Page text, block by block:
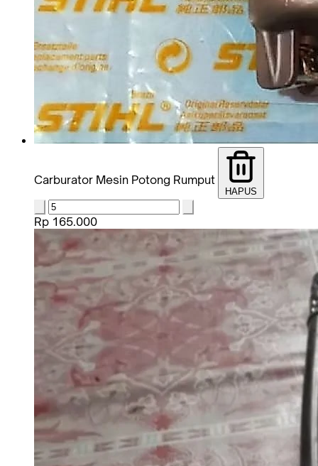
Carburator Mesin Potong Rumput
HAPUS
Rp 165.000